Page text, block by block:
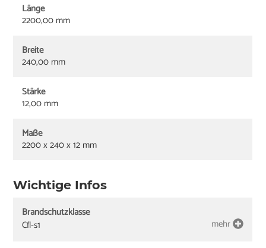
Länge
2200,00 mm
Breite
240,00 mm
Stärke
12,00 mm
Maße
2200 x 240 x 12 mm
Wichtige Infos
Brandschutzklasse
Cfl-s1
mehr